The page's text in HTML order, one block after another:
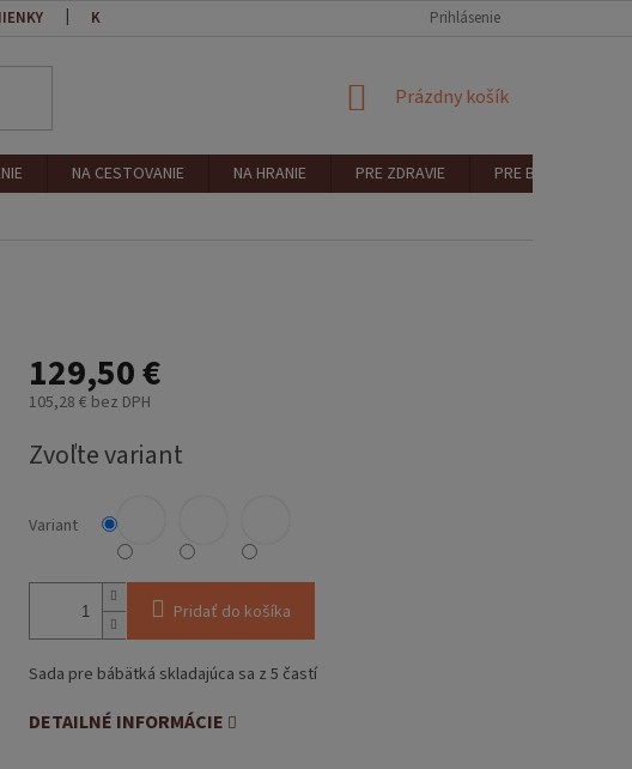
KONTAKT Prihlásenie
NÁKUPNÝ
Prázdny košík
NA CESTOVANIE NA HRANIE PRE ZDRAVIE
PRE BEZPEČNOSŤ
129,50 €
105,28 € bez DPH
cena:
Zvoľte variant
Variant
Pridať do košíka
Sada pre bábätká skladajúca sa z 5 častí
DETAILNÉ INFORMÁCIE